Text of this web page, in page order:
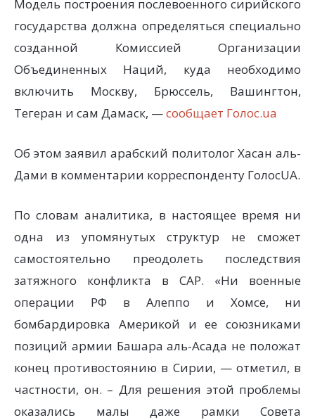
Модель построения послевоенного сирийского
государства должна определяться специально
созданной Комиссией Организации
Объединенных Наций, куда необходимо
включить Москву, Брюссель, Вашингтон,
Тегеран и сам Дамаск, —сообщает Голос.ua
Об этом заявил арабский политолог Хасан аль-
Дами в комментарии корреспонденту ГолосUA.
По словам аналитика, в настоящее время ни
одна из упомянутых структур не сможет
самостоятельно преодолеть последствия
затяжного конфликта в САР. «Ни военные
операции РФ в Алеппо и Хомсе, ни
бомбардировка Америкой и ее союзниками
позиций армии Башара аль-Асада не положат
конец противостоянию в Сирии, — отметил, в
частности, он. – Для решения этой проблемы
оказались малы даже рамки Совета